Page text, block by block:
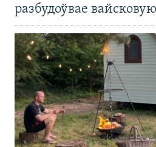
разбудоўвае